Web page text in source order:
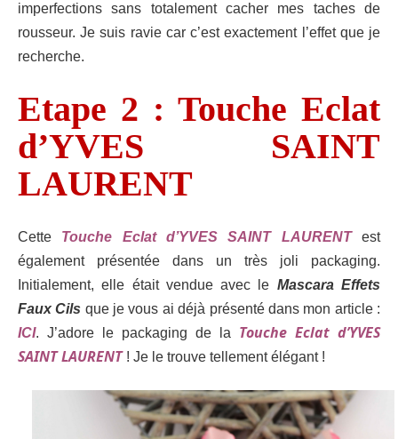
imperfections sans totalement cacher mes taches de
rousseur. Je suis ravie car c’est exactement l’effet que je
recherche.
Etape 2 : Touche Eclat
d’YVES SAINT
LAURENT
Cette Touche Eclat d’YVES SAINT LAURENTest
également présentée dans un très joli packaging.
Initialement, elle était vendue avec le Mascara Effets
Faux Cils que je vous ai déjà présenté dans mon article :
ICI. J’adore le packaging de la Touche Eclat d’YVES
SAINT LAURENT! Je le trouve tellement élégant !